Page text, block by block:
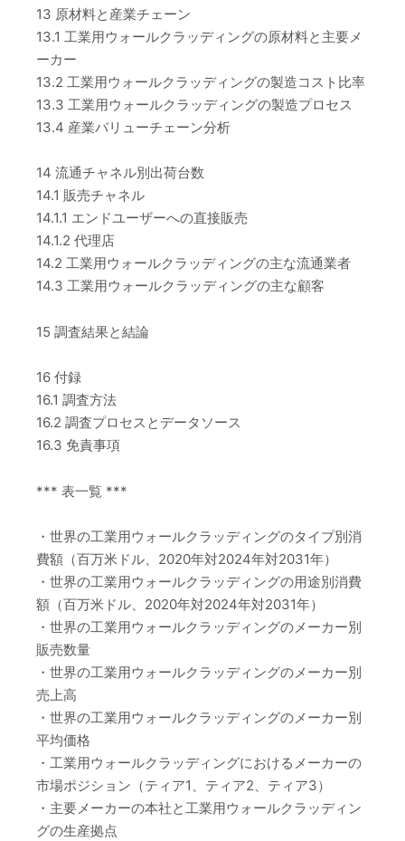
13 原材料と産業チェーン
13.1 工業用ウォールクラッディングの原材料と主要メ
ーカー
13.2 工業用ウォールクラッディングの製造コスト比率
13.3 工業用ウォールクラッディングの製造プロセス
13.4 産業バリューチェーン分析
14 流通チャネル別出荷台数
14.1 販売チャネル
14.1.1 エンドユーザーへの直接販売
14.1.2 代理店
14.2 工業用ウォールクラッディングの主な流通業者
14.3 工業用ウォールクラッディングの主な顧客
15 調査結果と結論
16 付録
16.1 調査方法
16.2 調査プロセスとデータソース
16.3 免責事項
*** 表一覧 ***
・世界の工業用ウォールクラッディングのタイプ別消
費額（百万米ドル、2020年対2024年対2031年）
・世界の工業用ウォールクラッディングの用途別消費
額（百万米ドル、2020年対2024年対2031年）
・世界の工業用ウォールクラッディングのメーカー別
販売数量
・世界の工業用ウォールクラッディングのメーカー別
売上高
・世界の工業用ウォールクラッディングのメーカー別
平均価格
・工業用ウォールクラッディングにおけるメーカーの
市場ポジション（ティア1、ティア2、ティア3）
・主要メーカーの本社と工業用ウォールクラッディン
グの生産拠点